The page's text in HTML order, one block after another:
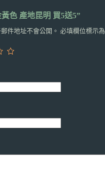
色 產地昆明 買5送5”
件地址不會公開。 必填欄位標示為